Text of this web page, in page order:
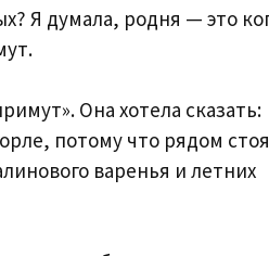
Я думала, родня — это
Она хотела сказать:
потому что рядом
варенья и летних